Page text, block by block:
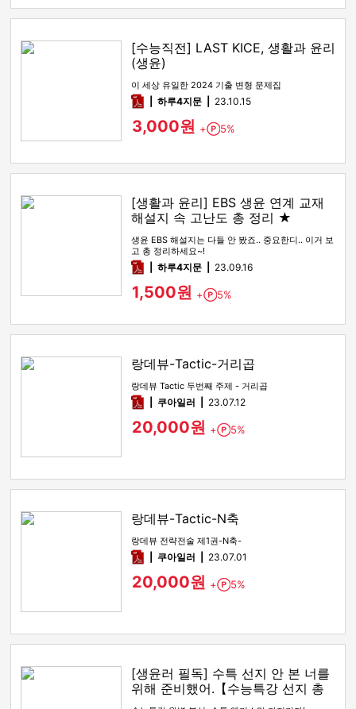
[수능직전] LAST KICE, 생활과 윤리
(생윤)
이 세상 유일한 2024 기출 변형 문제집
pdf하루4지문 23.10.15
3,000원 + Point
5%
[생활과 윤리] EBS 생윤 연계 교재
해설지 속 고난도 총 정리 ★
생윤 EBS 해설지는 다들 안 봤죠.. 중요한디.. 이거 보
고 총 정리하세요~!
pdf하루4지문 23.09.16
1,500원 + Point
5%
랑데뷰-Tactic-거리곱
랑데뷰 Tactic 두번째 주제 - 거리곱
pdf쿠아일러 23.07.12
20,000원 + Point
5%
랑데뷰-Tactic-N축
랑데뷰 전략전술 제1권-N축-
pdf쿠아일러 23.07.01
20,000원 + Point
5%
[생윤러 필독] 수특 선지 안 본 너를
위해 준비했어.【수능특강 선지 총
정리】